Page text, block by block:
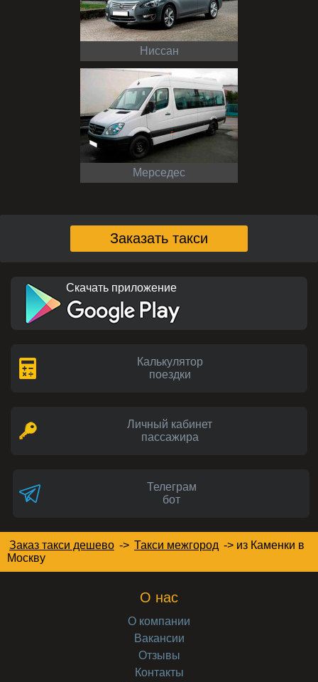
Ниссан
Мерседес
Заказать такси
Скачать приложение
Калькулятор
поездки
Личный кабинет
пассажира
Телеграм
бот
Заказ такси дешево -> Такси межгород -> из Каменки в
Москву
О нас
О компании
Вакансии
Отзывы
Контакты